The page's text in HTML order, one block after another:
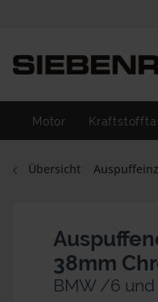
Motor
Übersicht
38mm
BMW /6